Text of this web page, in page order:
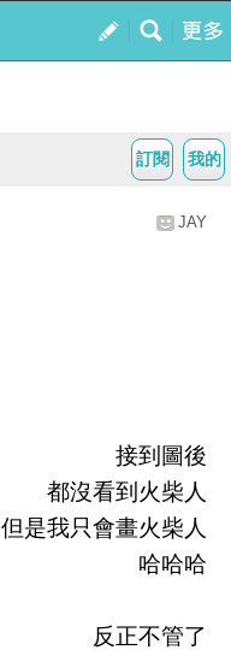
我的
訂閱
JAY
接到圖後
都沒看到火柴人
但是我只會畫火柴人
哈哈哈
反正不管了